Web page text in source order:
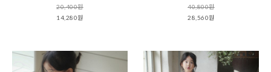
20,400원
14,280원
40,800원
28,560원